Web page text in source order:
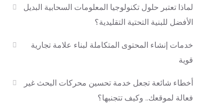
لماذا تعتبر حلول تكنولوجيا المعلومات السحابية البديل
الأفضل للبنية التحتية التقليدية؟
خدمات إنشاء المحتوى المتكاملة لبناء علامة تجارية
قوية
أخطاء شائعة تجعل خدمة تحسين محركات البحث غير
فعالة لموقعك.. وكيف تتجنبها؟